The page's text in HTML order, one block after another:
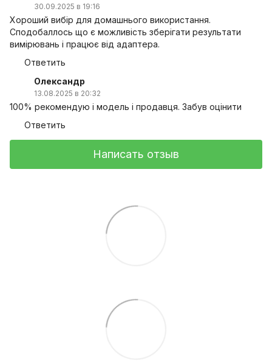
30.09.2025 в 19:16
Хороший вибір для домашнього використання.
Сподобаллось що є можливість зберігати результати
вимірювань і працює від адаптера.
Ответить
Олександр
13.08.2025 в 20:32
100% рекомендую і модель і продавця. Забув оцінити
Ответить
Написать отзыв